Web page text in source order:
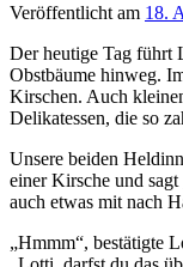
Veröffentlicht am 18.
Der heutige Tag führt
Obstbäume hinweg.
Kirschen. Auch
Delikatessen, die so
Unsere beiden
einer Kirsche und
auch etwas mit nach
„Hmmm“, bestätigte